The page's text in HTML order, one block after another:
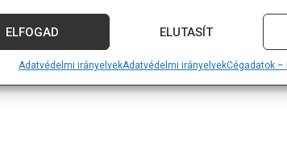
származó adatok párosítása és kombinálása,
összekapcsolása, Eszközök azonosítása automatikusan
alapján.
földrajzi helymeghatározási adatok
ELFOGAD ELUTASÍT
Adatvédelmi irányelvekAdatvédelmi irányelvekCégadatok –